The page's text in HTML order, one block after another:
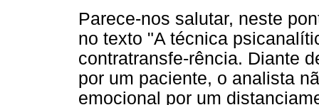
Parece-nos salutar, neste
no texto "A técnica
contratransfe-rência. Diante
por um paciente, o analista
emocional por um